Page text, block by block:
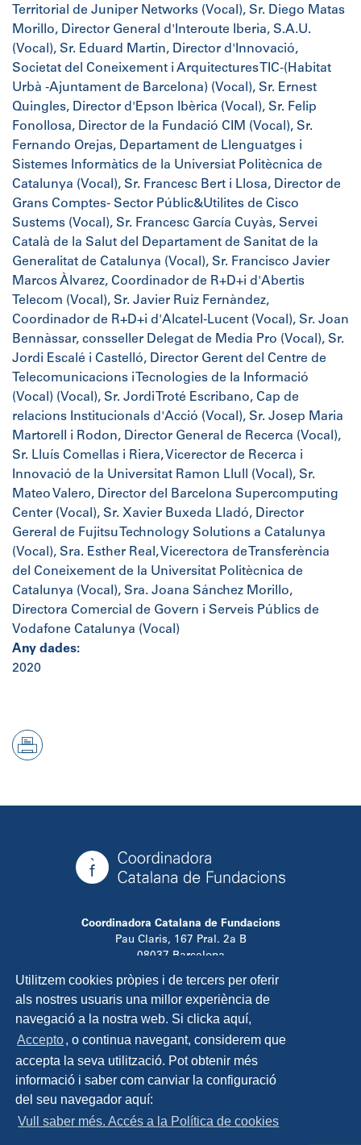
Utilitzem cookies pròpies i de tercers per oferir
als nostres usuaris una millor experiència de
navegació a la nostra web. Si clicka aquí,
Accepto, o continua navegant, considerem que
accepta la seva utilització. Pot obtenir més
informació i saber com canviar la configuració
del seu navegador aquí:
Vull saber més. Accés a la Política de cookies
Territorial de Juniper Networks (Vocal), Sr. Diego Matas
Morillo, Director General d'Interoute Iberia, S.A.U.
(Vocal), Sr. Eduard Martin, Director d'Innovació,
Societat del Coneixement i Arquitectures TIC-(Habitat
Urbà -Ajuntament de Barcelona) (Vocal), Sr. Ernest
Quingles, Director d'Epson Ibèrica (Vocal), Sr. Felip
Fonollosa, Director de la Fundació CIM (Vocal), Sr.
Fernando Orejas, Departament de Llenguatges i
Sistemes Informàtics de la Universiat Politècnica de
Catalunya (Vocal), Sr. Francesc Bert i Llosa, Director de
Grans Comptes- Sector Públic&Utilites de Cisco
Sustems (Vocal), Sr. Francesc García Cuyàs, Servei
Català de la Salut del Departament de Sanitat de la
Generalitat de Catalunya (Vocal), Sr. Francisco Javier
Marcos Àlvarez, Coordinador de R+D+i d'Abertis
Telecom (Vocal), Sr. Javier Ruiz Fernàndez,
Coordinador de R+D+i d'Alcatel-Lucent (Vocal), Sr. Joan
Bennàssar, consseller Delegat de Media Pro (Vocal), Sr.
Jordi Escalé i Castelló, Director Gerent del Centre de
Telecomunicacions i Tecnologies de la Informació
(Vocal) (Vocal), Sr. Jordi Troté Escribano, Cap de
relacions Institucionals d'Acció (Vocal), Sr. Josep Maria
Martorell i Rodon, Director General de Recerca (Vocal),
Sr. Lluís Comellas i Riera, Vicerector de Recerca i
Innovació de la Universitat Ramon Llull (Vocal), Sr.
Mateo Valero, Director del Barcelona Supercomputing
Center (Vocal), Sr. Xavier Buxeda Lladó, Director
Gereral de Fujitsu Technology Solutions a Catalunya
(Vocal), Sra. Esther Real, Vicerectora de Transferència
del Coneixement de la Universitat Politècnica de
Catalunya (Vocal), Sra. Joana Sánchez Morillo,
Directora Comercial de Govern i Serveis Públics de
Vodafone Catalunya (Vocal)
Any dades:
2020
Coordinadora Catalana de Fundacions
Pau Claris, 167 Pral. 2a B
08037 Barcelona
T. 934 881 480
info@ccfundacions.cat
Contacta
Política de privadesa
Política de cookies